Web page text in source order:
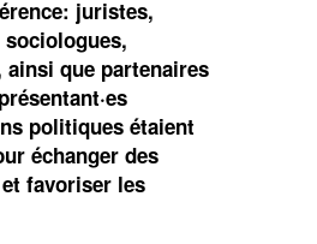
juristes,
ainsi que partenaires
politiques étaient
échanger des
favoriser les